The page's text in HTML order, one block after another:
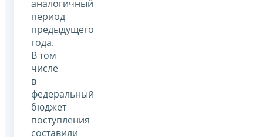
аналогичный
период
предыдущего
года.
В том
числе
в
федеральный
бюджет
поступления
составили